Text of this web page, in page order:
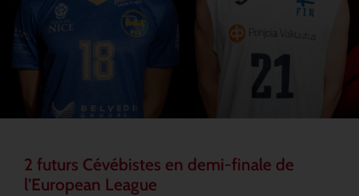
2 futurs Cévébistes en demi-finale de
l’European League